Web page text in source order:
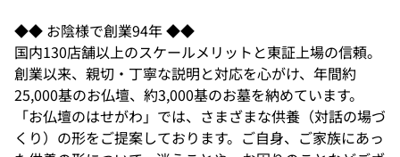
◆◆ お陰様で創業94年 ◆◆
国内130店舗以上のスケールメリットと東証上場の信頼。
創業以来、親切・丁寧な説明と対応を心がけ、年間約
25,000基のお仏壇、約3,000基のお墓を納めています。
「お仏壇のはせがわ」では、さまざまな供養（対話の場づ
くり）の形をご提案しております。ご自身、ご家族にあっ